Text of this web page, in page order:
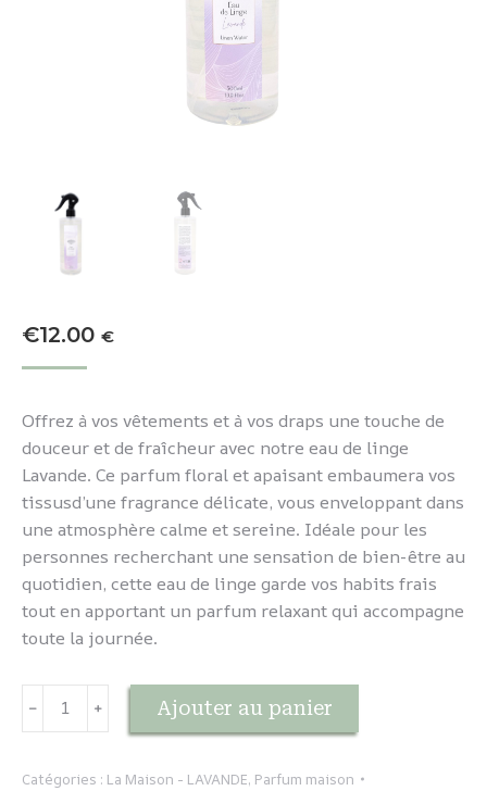
€12.00 €
Offrez à vos vêtements et à vos draps une touche de
douceur et de fraîcheur avec notre eau de linge
Lavande. Ce parfum floral et apaisant embaumera vos
tissusd’une fragrance délicate, vous enveloppant dans
une atmosphère calme et sereine. Idéale pour les
personnes recherchant une sensation de bien-être au
quotidien, cette eau de linge garde vos habits frais
tout en apportant un parfum relaxant qui accompagne
toute la journée.
quantité
de
﹣ ﹢ Ajouter au panier
Catégories : La Maison - LAVANDE, Parfum maison